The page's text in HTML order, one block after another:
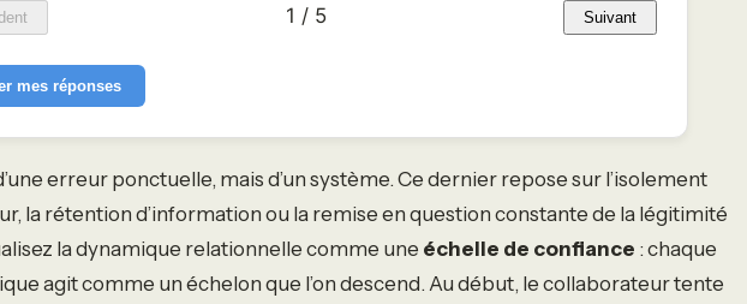
1 / 5 Suivant
mes réponses
erreur ponctuelle, mais d’un système. Ce dernier repose sur l’isolement
la rétention d’information ou la remise en question constante de la légitimité
la dynamique relationnelle comme une échelle de confiance : chaque
agit comme un échelon que l’on descend. Au début, le collaborateur tente